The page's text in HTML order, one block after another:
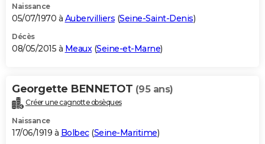
Naissance
05/07/1970 à Aubervilliers (Seine-Saint-Denis)
Décès
08/05/2015 à Meaux(Seine-et-Marne)
Georgette BENNETOT (95 ans)
Créer une cagnotte obsèques
Naissance
17/06/1919 à Bolbec(Seine-Maritime)